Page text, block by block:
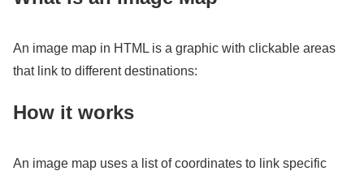
An image map in HTML is a graphic with clickable areas
that link to different destinations:
How it works
An image map uses a list of coordinates to link specific